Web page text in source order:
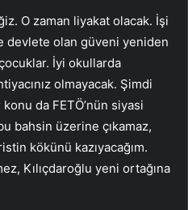
O zaman liyakat olacak. İşi
devlete olan güveni yeniden
İyi okullarda
olmayacak. Şimdi
da FETÖ’nün siyasi
bahsin üzerine çıkamaz,
kökünü kazıyacağım.
Kılıçdaroğlu yeni ortağına